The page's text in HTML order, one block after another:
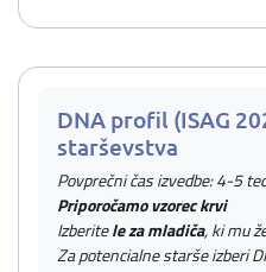
DNA profil (ISAG
starševstva
Povprečni čas izvedbe: 4-5
Priporočamo vzorec krvi
Izberitele za mladiča, ki mu
Za potencialne starše izberi